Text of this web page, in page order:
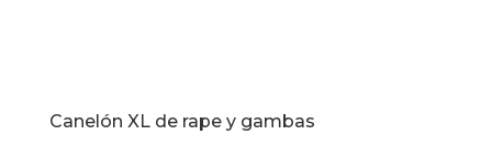
Canelón XL de rape y gambas